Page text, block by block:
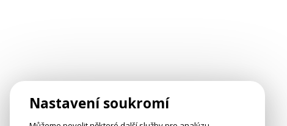
Nastavení soukromí